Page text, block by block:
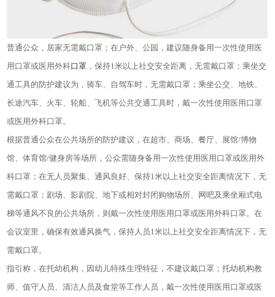
普通公众，居家无需戴口罩；在户外、公园，建议随身备用一次性使用医
用口罩或医用外科口罩 ，保持1米以上社交安全距离，无需戴口罩；乘坐交
通工具的防护建议为，骑车、自驾车时，无需戴口罩；乘坐公交、地铁、
长途汽车、火车、轮船、飞机等公共交通工具时，戴一次性使用医用口罩
或医用外科口罩。
根据普通公众在公共场所的防护建议，在超市、商场、餐厅、展馆/博物
馆、体育馆/健身房等场所，公众需随身备用一次性使用医用口罩或医用外
科口罩；在无人员聚集、通风良好、保持1米以上社交安全距离情况下，无
需戴口罩；剧场、影剧院、地下或相对封闭购物场所、网吧及乘坐厢式电
梯等通风不良的公共场所，则戴一次性使用医用口罩或医用外科口罩。在
会议室里，确保有效通风换气，保持人员1米以上社交安全距离情况下，无
需戴口罩。
指引称，在托幼机构，因幼儿特殊生理特征，不建议戴口罩；托幼机构教
师、值守人员、清洁人员及食堂等工作人员，戴一次性使用医用口罩或医